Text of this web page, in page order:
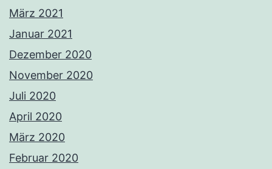
März 2021
Januar 2021
Dezember 2020
November 2020
Juli 2020
April 2020
März 2020
Februar 2020